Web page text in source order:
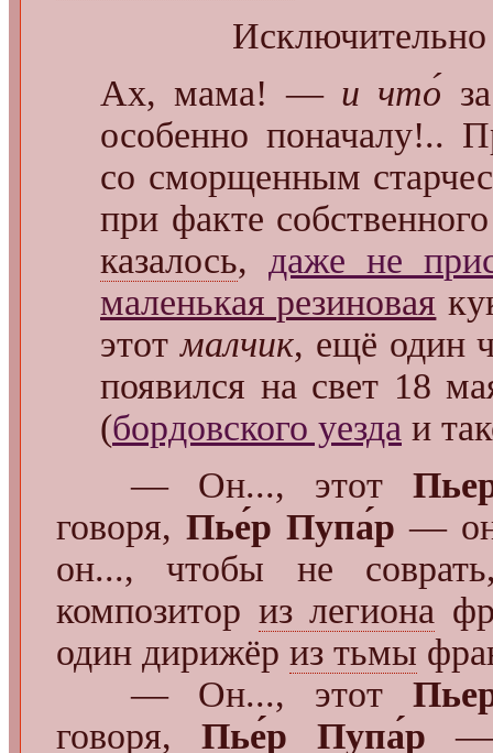
Ах, мама! — и что́
особенно поначалу!..
со сморщенным
при факте
казалось, даже не
маленькая резиновая
этотмалчик, ещё один
появился на свет 18
(бордовского уезда и
— Он..., этот
говоря, Пье́р Пупа́р —
он..., чтобы не
композитор из легиона
один дирижёр из тьмы
— Он..., этот
говоря,Пье́р Пупа́р —